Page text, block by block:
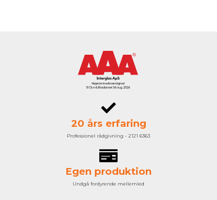
20 års erfaring
Professionel rådgivning - 2121 6363
Egen produktion
Undgå fordyrende mellemled